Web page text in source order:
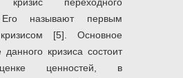
Его называют первым
[5]. Основное
данного кризиса состоит
ценностей, в